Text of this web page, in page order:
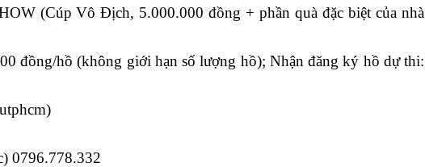
(Cúp Vô Địch, 5.000.000 đồng + phần quà đặc biệt của nhà
đồng/hồ (không giới hạn số lượng hồ); Nhận đăng ký hồ dự thi:
0796.778.332